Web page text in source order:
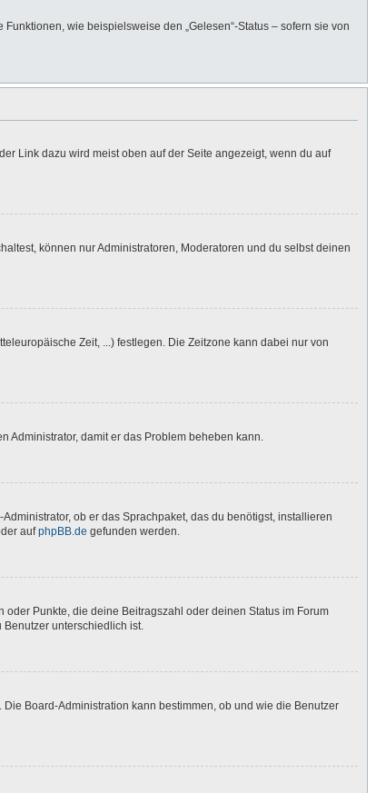
wie beispielsweise den „Gelesen“-Status – sofern sie von
Link dazu wird meist oben auf der Seite angezeigt, wenn du auf
können nur Administratoren, Moderatoren und du selbst deinen
Zeit, ...) festlegen. Die Zeitzone kann dabei nur von
Administrator, damit er das Problem beheben kann.
ob er das Sprachpaket, das du benötigst, installieren
aufphpBB.de gefunden werden.
Punkte, die deine Beitragszahl oder deinen Status im Forum
Benutzer unterschiedlich ist.
Board-Administration kann bestimmen, ob und wie die Benutzer